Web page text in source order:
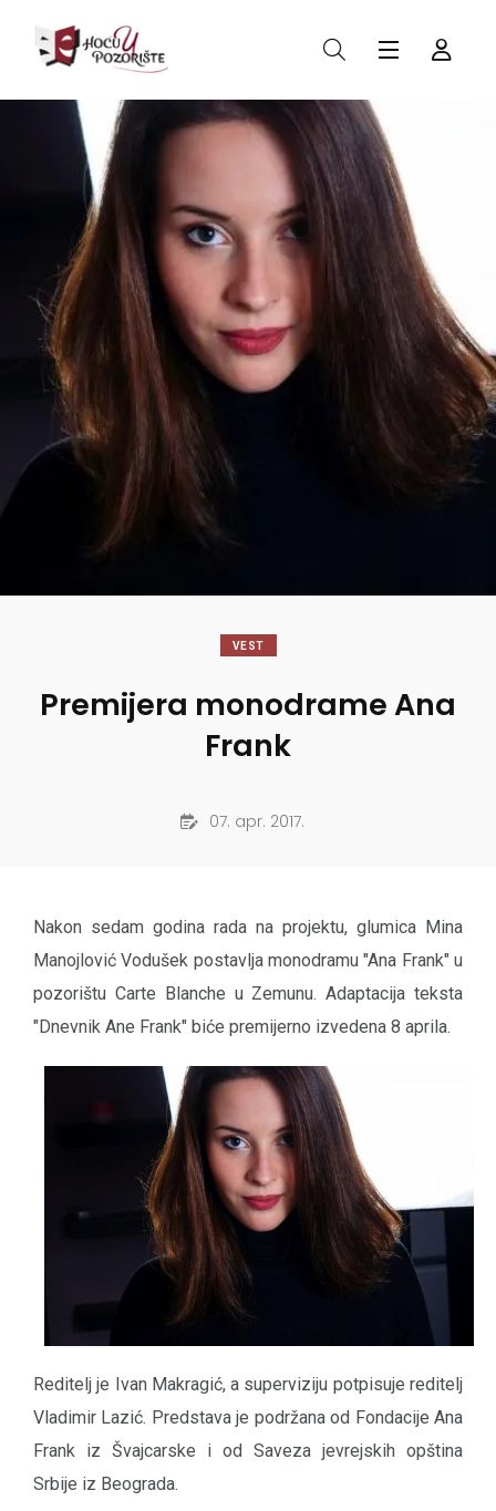
VEST
Premijera monodrame Ana
Frank
07. apr. 2017.
Nakon sedam godina rada na projektu, glumica Mina
Manojlović Vodušek postavlja monodramu "Ana Frank" u
pozorištu Carte Blanche u Zemunu. Adaptacija teksta
"Dnevnik Ane Frank" biće premijerno izvedena 8 aprila.
Reditelj je Ivan Makragić, a superviziju potpisuje reditelj
Vladimir Lazić. Predstava je podržana od Fondacije Ana
Frank iz Švajcarske i od Saveza jevrejskih opština
Srbije iz Beograda.